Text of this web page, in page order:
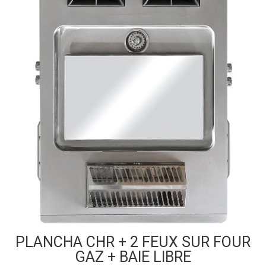
PLANCHA CHR + 2 FEUX SUR FOUR
GAZ + BAIE LIBRE